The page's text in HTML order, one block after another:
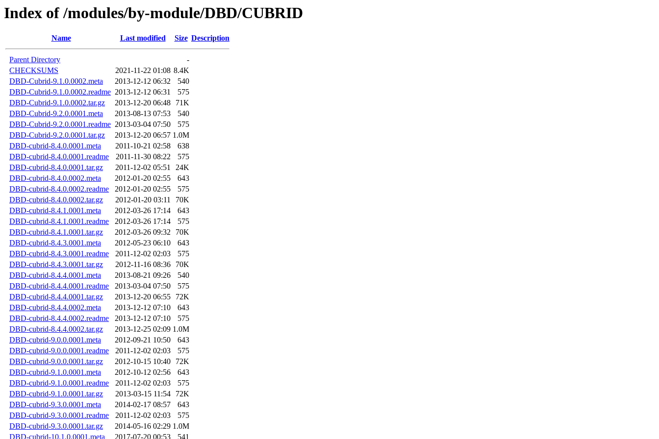
Index of /modules/by-module/DBD/CUBRID
Name Last modified Size Description
Parent Directory
-
CHECKSUMS
2021-11-22 01:08 8.4K
DBD-Cubrid-9.1.0.0002.meta
2013-12-12 06:32
540
DBD-Cubrid-9.1.0.0002.readme 2013-12-12 06:31
575
DBD-Cubrid-9.1.0.0002.tar.gz
2013-12-20 06:48
71K
DBD-Cubrid-9.2.0.0001.meta
2013-08-13 07:53
540
DBD-Cubrid-9.2.0.0001.readme 2013-03-04 07:50
575
DBD-Cubrid-9.2.0.0001.tar.gz
2013-12-20 06:57 1.0M
DBD-cubrid-8.4.0.0001.meta
2011-10-21 02:58
638
DBD-cubrid-8.4.0.0001.readme
2011-11-30 08:22
575
DBD-cubrid-8.4.0.0001.tar.gz
2011-12-02 05:51
24K
DBD-cubrid-8.4.0.0002.meta
2012-01-20 02:55
643
DBD-cubrid-8.4.0.0002.readme
2012-01-20 02:55
575
DBD-cubrid-8.4.0.0002.tar.gz
2012-01-20 03:11
70K
DBD-cubrid-8.4.1.0001.meta
2012-03-26 17:14
643
DBD-cubrid-8.4.1.0001.readme
2012-03-26 17:14
575
DBD-cubrid-8.4.1.0001.tar.gz
2012-03-26 09:32
70K
DBD-cubrid-8.4.3.0001.meta
2012-05-23 06:10
643
DBD-cubrid-8.4.3.0001.readme
2011-12-02 02:03
575
DBD-cubrid-8.4.3.0001.tar.gz
2012-11-16 08:36
70K
DBD-cubrid-8.4.4.0001.meta
2013-08-21 09:26
540
DBD-cubrid-8.4.4.0001.readme
2013-03-04 07:50
575
DBD-cubrid-8.4.4.0001.tar.gz
2013-12-20 06:55
72K
DBD-cubrid-8.4.4.0002.meta
2013-12-12 07:10
643
DBD-cubrid-8.4.4.0002.readme
2013-12-12 07:10
575
DBD-cubrid-8.4.4.0002.tar.gz
2013-12-25 02:09 1.0M
DBD-cubrid-9.0.0.0001.meta
2012-09-21 10:50
643
DBD-cubrid-9.0.0.0001.readme
2011-12-02 02:03
575
DBD-cubrid-9.0.0.0001.tar.gz
2012-10-15 10:40
72K
DBD-cubrid-9.1.0.0001.meta
2012-10-12 02:56
643
DBD-cubrid-9.1.0.0001.readme
2011-12-02 02:03
575
DBD-cubrid-9.1.0.0001.tar.gz
2013-03-15 11:54
72K
DBD-cubrid-9.3.0.0001.meta
2014-02-17 08:57
643
DBD-cubrid-9.3.0.0001.readme
2011-12-02 02:03
575
DBD-cubrid-9.3.0.0001.tar.gz
2014-05-16 02:29 1.0M
DBD-cubrid-10.1.0.0001.meta
2017-07-20 00:53 541